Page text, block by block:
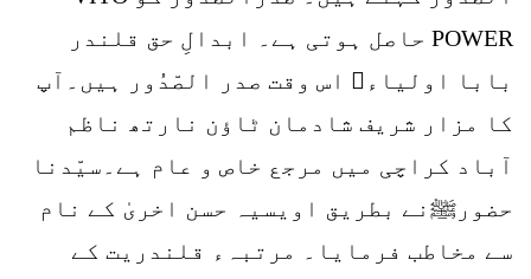
POWER حاصل ہوتی ہے۔ ابدالِ حق قلندر
بابا اولیاء اس وقت صدر الصّدُور ہیں۔آپ
کا مزار شریف شادمان ٹاؤن نارتھ ناظم
آباد کراچی میں مرجع خاص و عام ہے۔سیّدنا
حضورﷺنے بطریق اویسیہ حسن اخریٰ کے نام
سے مخاطب فرمایا۔ مرتبہء قلندریت کے